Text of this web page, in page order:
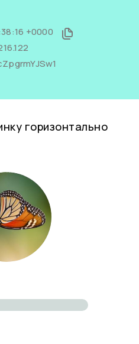
+0000
горизонтально